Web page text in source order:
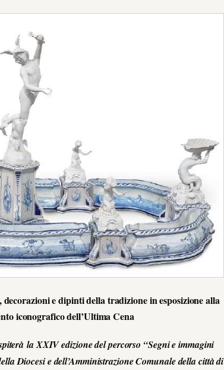
e dipinti della tradizione in esposizione alla
iconografico dell’Ultima Cena
la XXIV edizione del percorso “Segni e immagini
Diocesi e dell’Amministrazione Comunale della città di